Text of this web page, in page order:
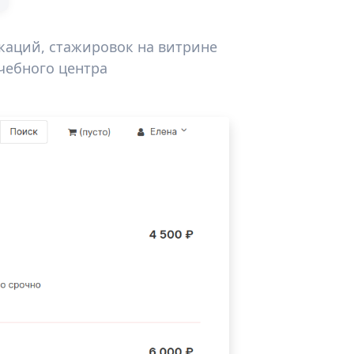
стажировок на витрине
центра